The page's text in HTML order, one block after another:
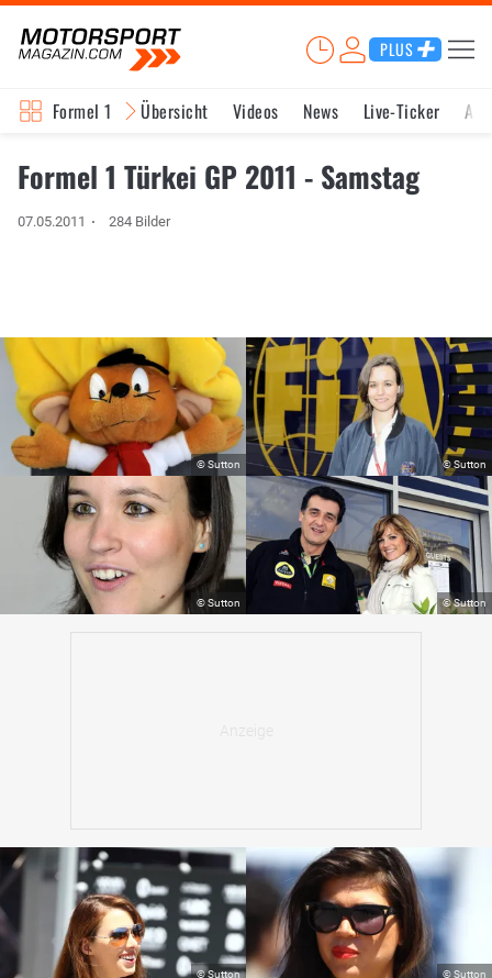
PLUS
Formel 1 Übersicht Videos News Live-Ticker
Formel 1 Türkei GP 2011 - Samstag
07.05.2011 284 Bilder